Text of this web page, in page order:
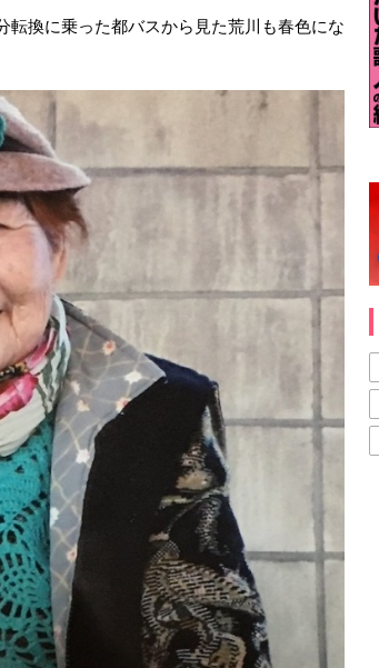
換に乗った都バスから見た荒川も春色にな